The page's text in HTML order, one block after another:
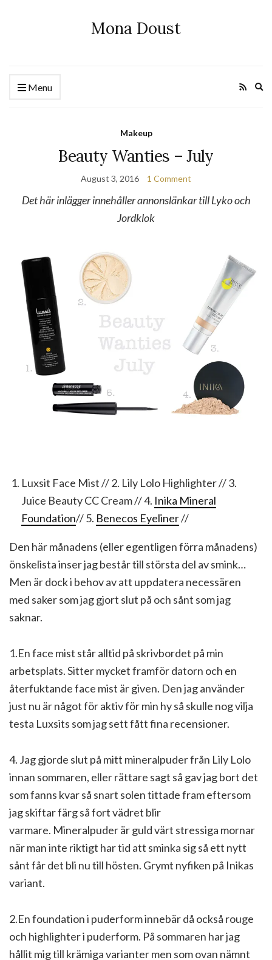
Mona Doust
Menu
Makeup
Beauty Wanties – July
August 3, 2016 1 Comment
Det här inlägger innehåller annonslänkar till Lyko och
Jordklok
Luxsit Face Mist // 2. Lily Lolo Highlighter // 3.
Juice Beauty CC Cream // 4. Inika Mineral
Foundation// 5. Benecos Eyeliner//
Den här månadens (eller egentligen förra månadens)
önskelista inser jag består till största del av smink…
Men är dock i behov av att uppdatera necessären
med saker som jag gjort slut på och sånt som jag
saknar.
1.En face mist står alltid på skrivbordet på min
arbetsplats. Sitter mycket framför datorn och en
återfuktande face mist är given. Den jag använder
just nu är något för aktiv för min hy så skulle nog vilja
testa Luxsits som jag sett fått fina recensioner.
4. Jag gjorde slut på mitt mineralpuder från Lily Lolo
innan sommaren, eller rättare sagt så gav jag bort det
som fanns kvar så snart solen tittade fram eftersom
jag skiftar färg så fort vädret blir
varmare. Mineralpuder är guld värt stressiga mornar
när man inte riktigt har tid att sminka sig så ett nytt
sånt får det bli nu till hösten. Grymt nyfiken på Inikas
variant.
2.En foundation i puderform innebär då också rouge
och highlighter i puderform. På sommaren har jag
hållit mig till krämiga varianter men som ovan nämnt